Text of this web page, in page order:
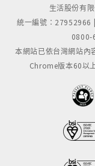
生活股份有
統一編號：27952966
0800-
本網站已依台灣網站內
Chrome版本60以